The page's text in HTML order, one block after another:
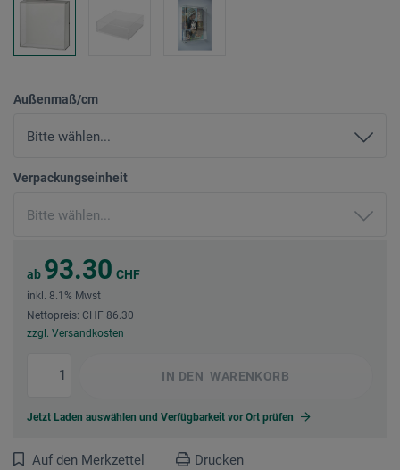
Außenmaß/cm
Verpackungseinheit
ab 93.30 CHF
inkl. 8.1% Mwst
Nettopreis: CHF 86.30
zzgl. Versandkosten
IN DEN WARENKORB
Jetzt Laden auswählen und Verfügbarkeit vor Ort prüfen
Auf den Merkzettel Drucken